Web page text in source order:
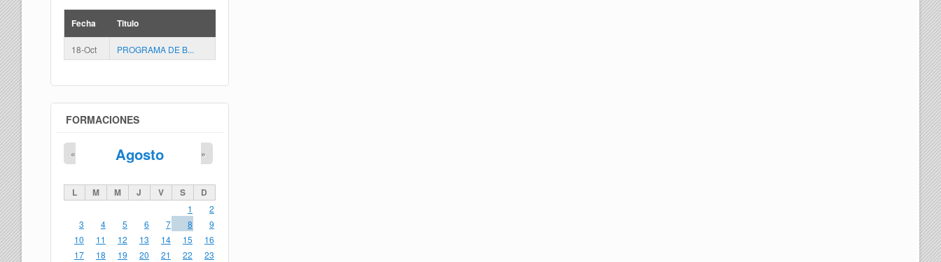
Fecha Titulo
18-Oct PROGRAMA DE B...
FORMACIONES
Agosto
« »
L M M J V S D
1
2
3
4 5 6 7 8
9
10
11 12 13 14 15
16
17
18 19 20 21 22
23